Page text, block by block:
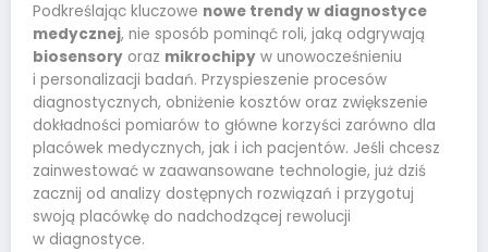
Podkreślając kluczowe nowe trendy w diagnostyce
medycznej, nie sposób pominąć roli, jaką odgrywają
biosensory oraz mikrochipy w unowocześnieniu
i personalizacji badań. Przyspieszenie procesów
diagnostycznych, obniżenie kosztów oraz zwiększenie
dokładności pomiarów to główne korzyści zarówno dla
placówek medycznych, jak i ich pacjentów. Jeśli chcesz
zainwestować w zaawansowane technologie, już dziś
zacznij od analizy dostępnych rozwiązań i przygotuj
swoją placówkę do nadchodzącej rewolucji
w diagnostyce.